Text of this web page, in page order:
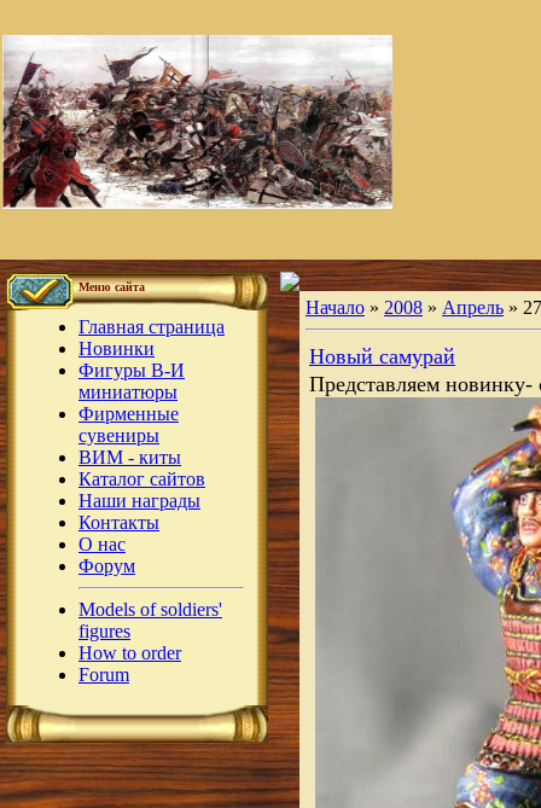
Меню сайта
Главная страница
Новинки
Фигуры В-И
миниатюры
Фирменные
сувениры
ВИМ - киты
Каталог сайтов
Наши награды
Контакты
О нас
Форум
Models of soldiers'
figures
How to order
Forum
Начало » 2008 » Апрель » 27
Новый самурай
Представляем новинку-